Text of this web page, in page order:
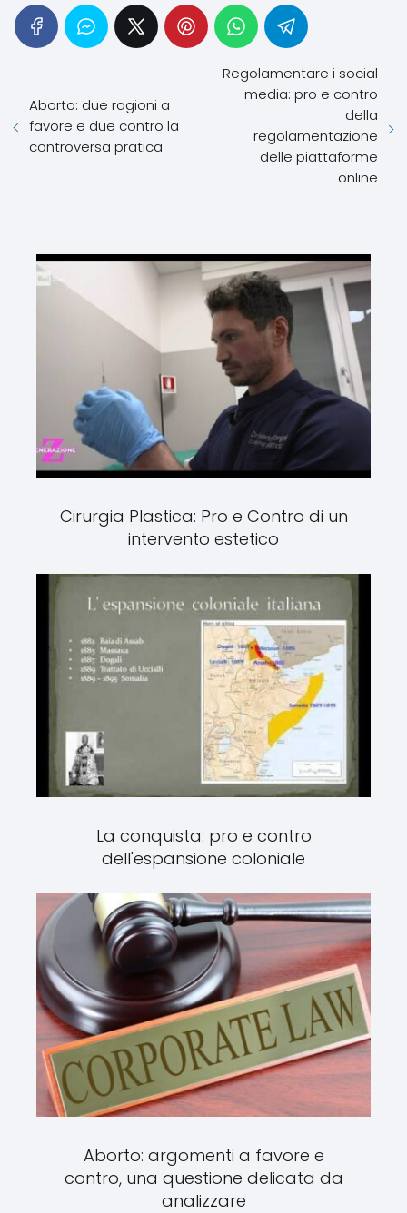
Aborto: due ragioni a
favore e due contro la
controversa pratica
Regolamentare i social
media: pro e contro
della
regolamentazione
delle piattaforme
online
Cirurgia Plastica: Pro e Contro di un
intervento estetico
La conquista: pro e contro
dell'espansione coloniale
Aborto: argomenti a favore e
contro, una questione delicata da
analizzare